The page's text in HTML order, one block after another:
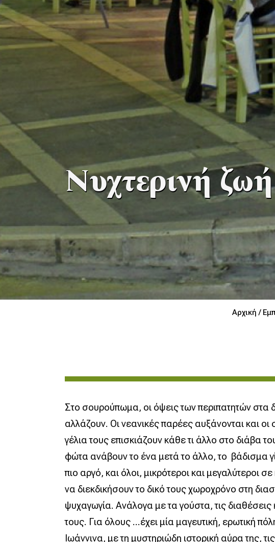
Νυχτερινή ζωή
Αρχική /
Στο σουρούπωμα, οι όψεις των περιπατητών στα
αλλάζουν. Οι νεανικές παρέες αυξάνονται και οι
γέλια τους επισκιάζουν κάθε τι άλλο στο διάβα
φώτα ανάβουν το ένα μετά το άλλο, το βάδισμα
πιο αργό, και όλοι, μικρότεροι και μεγαλύτεροι
να διεκδικήσουν το δικό τους χωροχρόνο στη
ψυχαγωγία. Ανάλογα με τα γούστα, τις διαθέσεις
τους. Για όλους …έχει μία μαγευτική, ερωτική
Ιωάννινα, με τη μυστηριώδη ιστορική αύρα της,